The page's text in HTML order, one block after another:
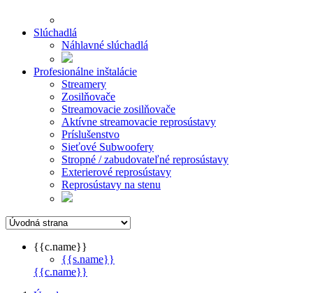
Slúchadlá
Náhlavné slúchadlá
Profesionálne inštalácie
Streamery
Zosilňovače
Streamovacie zosilňovače
Aktívne streamovacie reprosústavy
Príslušenstvo
Sieťové Subwoofery
Stropné / zabudovateľné reprosústavy
Exterierové reprosústavy
Reprosústavy na stenu
{{c.name}}
{{s.name}}
{{c.name}}